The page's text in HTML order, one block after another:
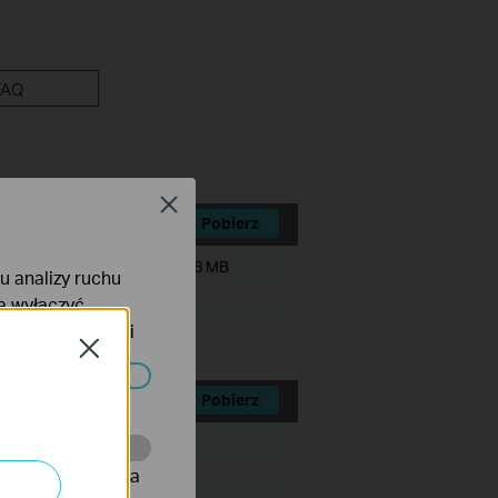
Pobierz
19.38 MB
Pobierz
Rozmiar pliku:
Close
analizy ruchu
prywatności
co umożliwia
Close